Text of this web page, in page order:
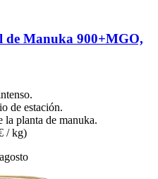
de Manuka 900+MGO,
de estación.
la planta de manuka.
/ kg)